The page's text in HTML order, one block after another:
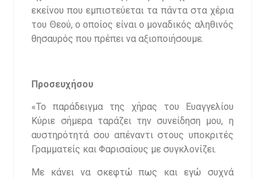
εκείνου που εμπιστεύεται τα πάντα στα χέρια
του Θεού, ο οποίος είναι ο μοναδικός αληθινός
θησαυρός που πρέπει να αξιοποιήσουμε.
Προσευχήσου
«Το παράδειγμα της χήρας του Ευαγγελίου
Κύριε σήμερα ταράζει την συνείδηση μου, η
αυστηρότητά σου απέναντι στους υποκριτές
Γραμματείς και Φαρισαίους με συγκλονίζει.
Με κάνει να σκεφτώ πως και εγώ συχνά